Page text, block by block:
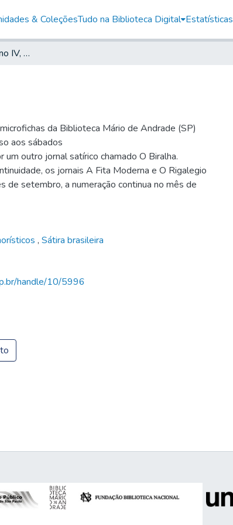
& ColeçõesTudo na Biblioteca Digital Estatísticas
O Pirralho, 1914, Anno IV, n. 165
da Biblioteca Mário de Andrade (SP)
aos sábados
um outro jornal satírico chamado O Biralha.
os jornais A Fita Moderna e O Rigalegio
de setembro, a numeração continua no mês de
, Sátira brasileira
handle/10/5996